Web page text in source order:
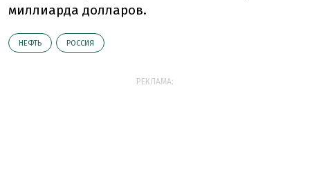
миллиарда долларов.
НЕФТЬ РОССИЯ
РЕКЛАМА: